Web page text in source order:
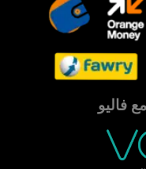
فاليو